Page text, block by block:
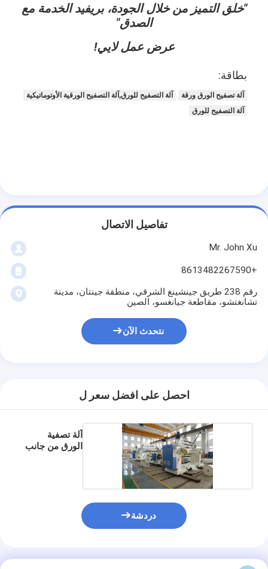
آلة طلاء التصفيح
آلة الترقق مزدوجة الوجهين
"خلق التميز من خلال الجودة، بريفيد الخدمة مع
الصدق"
عرض عمل لايي!
بطاقة:
آلة تصفيح الورق ورقة
آلة التصفيح للورق,آلة التصفيح الورقية الأوتوماتيكية
آلة التصفيح للورق
تفاصيل الاتصال
Mr. John Xu
+8613482267590
رقم 238 طريق جينشينغ الشرقي، منطقة جينتان، مدينة
تشانغتشو، مقاطعة جيانغسو، الصين
نتحدث الآن
احصل على افضل سعر ل
آلة تصفية
الورق من جانب
دردشة